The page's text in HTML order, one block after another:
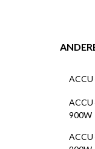
ACCU
ACCU
900W